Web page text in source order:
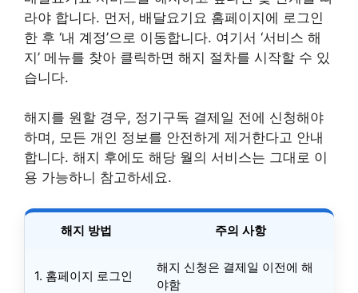
라야 합니다. 먼저, 배달요기요 홈페이지에 로그인
한 후 ‘내 계정’으로 이동합니다. 여기서 ‘서비스 해
지’ 메뉴를 찾아 클릭하면 해지 절차를 시작할 수 있
습니다.
해지를 원할 경우, 정기구독 결제일 전에 신청해야
하며, 모든 개인 정보를 안전하게 제거한다고 안내
합니다. 해지 후에도 해당 월의 서비스는 그대로 이
용 가능하니 참고하세요.
해지 방법 주의 사항
1. 홈페이지 로그인
해지 신청은 결제일 이전에 해
야함